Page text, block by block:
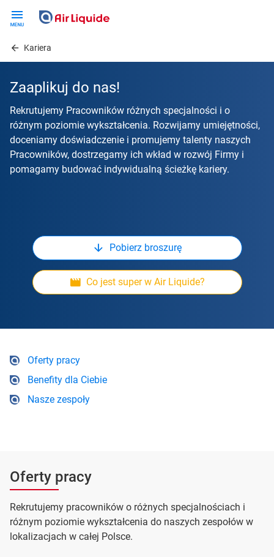
contentKariera
Zaaplikuj do nas!
Rekrutujemy Pracowników różnych specjalności i o
różnym poziomie wykształcenia. Rozwijamy umiejętności,
doceniamy doświadczenie i promujemy talenty naszych
Pracowników, dostrzegamy ich wkład w rozwój Firmy i
pomagamy budować indywidualną ścieżkę kariery.
Pobierz broszurę
Co jest super w Air Liquide?
Oferty pracy
Benefity dla Ciebie
Nasze zespoły
Oferty pracy
Rekrutujemy pracowników o różnych specjalnościach i
różnym poziomie wykształcenia do naszych zespołów w
lokalizacjach w całej Polsce.